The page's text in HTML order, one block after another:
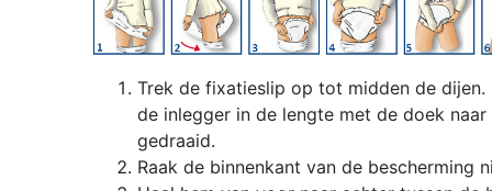
Trek de fixatieslip op tot midden de dijen.
de inlegger in de lengte met de doek naar
gedraaid.
Raak de binnenkant van de bescherming